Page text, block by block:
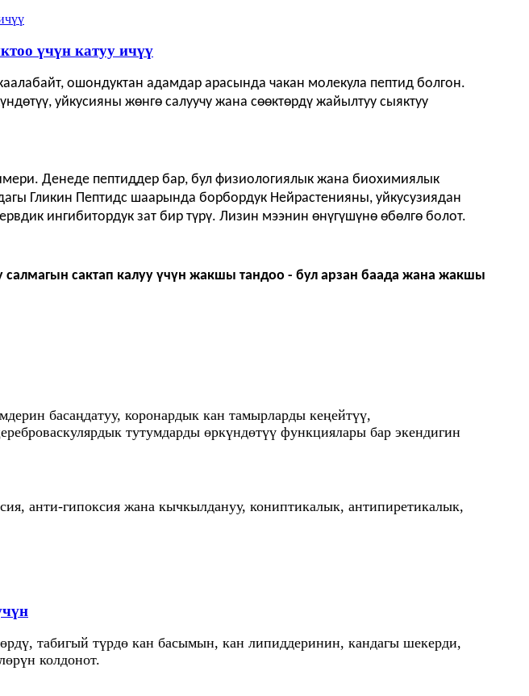
үчүн катуу ичүү
ошондуктан адамдар арасында чакан молекула пептид болгон.
уйкусияны жөнгө салуучу жана сөөктөрдү жайылтуу сыяктуу
Денеде пептиддер бар, бул физиологиялык жана биохимиялык
Гликин Пептидс шаарында борбордук Нейрастенияны, уйкусузиядан
ингибитордук зат бир түрү. Лизин мээнин өнүгүшүнө өбөлгө болот.
сактап калуу үчүн жакшы тандоо - бул арзан баада жана жакшы
басаңдатуу, коронардык кан тамырларды кеңейтүү,
тутумдарды өркүндөтүү функциялары бар экендигин
анти-гипоксия жана кычкылдануу, кониптикалык, антипиретикалык,
табигый түрдө кан басымын, кан липиддеринин, кандагы шекерди,
колдонот.